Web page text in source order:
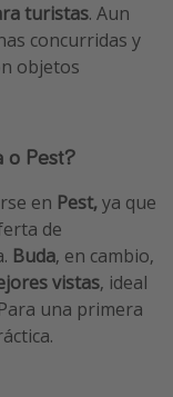
turistas. Aun
concurridas y
objetos
o Pest?
en Pest, ya que
de
Buda, en cambio,
vistas, ideal
una primera